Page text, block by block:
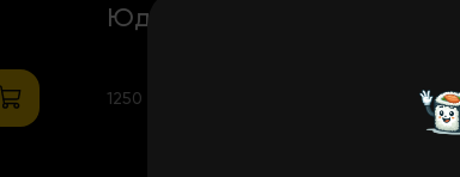
Юджин 3.0
1250 г | 42 шт